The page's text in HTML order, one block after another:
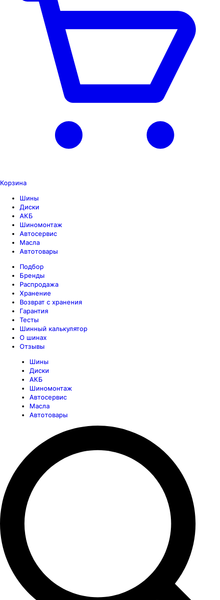
Корзина
Шины
Диски
АКБ
Шиномонтаж
Автосервис
Масла
Автотовары
Подбор
Бренды
Распродажа
Хранение
Возврат с хранения
Гарантия
Тесты
Шинный калькулятор
О шинах
Отзывы
Шины
Диски
АКБ
Шиномонтаж
Автосервис
Масла
Автотовары